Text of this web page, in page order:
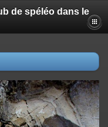
de spéléo dans le